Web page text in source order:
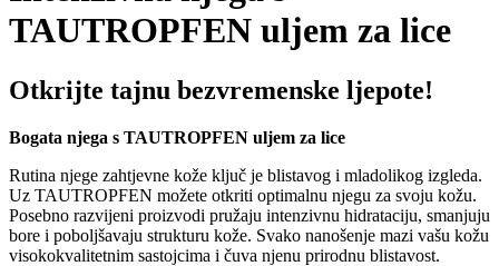
TAUTROPFEN uljem za lice
Otkrijte tajnu bezvremenske ljepote!
Bogata njega s TAUTROPFEN uljem za lice
Rutina njege zahtjevne kože ključ je blistavog i mladolikog izgleda.
Uz TAUTROPFEN možete otkriti optimalnu njegu za svoju kožu.
Posebno razvijeni proizvodi pružaju intenzivnu hidrataciju, smanjuju
bore i poboljšavaju strukturu kože. Svako nanošenje mazi vašu kožu
visokokvalitetnim sastojcima i čuva njenu prirodnu blistavost.